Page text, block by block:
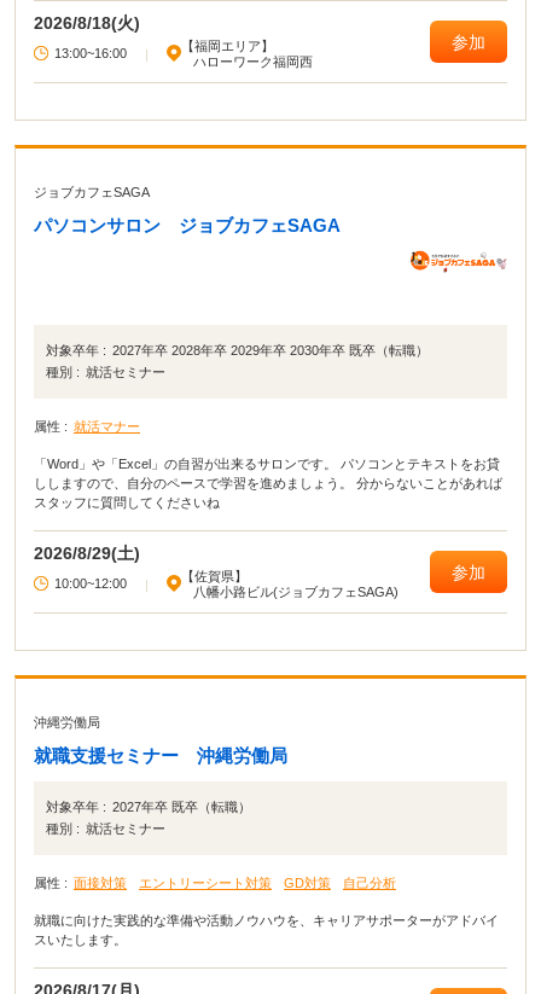
セミナーです。目的に合わせて、2種類のセミナーを開催しています。
2026/8/18(火)
13:00~16:00 |
【福岡エリア】
ハローワーク福岡西
参加
ジョブカフェSAGA
パソコンサロン ジョブカフェSAGA
対象卒年 : 2027年卒 2028年卒 2029年卒 2030年卒 既卒（転職）
種別 : 就活セミナー
属性 : 就活マナー
「Word」や「Excel」の自習が出来るサロンです。 パソコンとテキストをお貸
ししますので、自分のペースで学習を進めましょう。 分からないことがあれば
スタッフに質問してくださいね
2026/8/29(土)
10:00~12:00 |
【佐賀県】
八幡小路ビル(ジョブカフェSAGA)
参加
沖縄労働局
就職支援セミナー 沖縄労働局
対象卒年 : 2027年卒 既卒（転職）
種別 : 就活セミナー
属性 : 面接対策 エントリーシート対策 GD対策 自己分析
就職に向けた実践的な準備や活動ノウハウを、キャリアサポーターがアドバイ
スいたします。